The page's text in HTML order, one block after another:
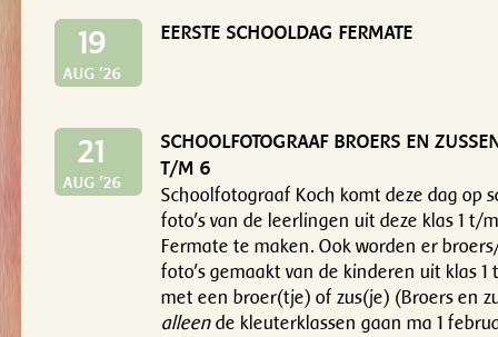
19
AUG '26
EERSTE SCHOOLDAG FERMATE
21
AUG '26
SCHOOLFOTOGRAAF BROERS EN
T/M 6
Schoolfotograaf Koch komt deze dag op
foto's van de leerlingen uit deze klas 1 t/
Fermate te maken. Ook worden er
foto's gemaakt van de kinderen uit klas 1
met een broer(tje) of zus(je) (Broers en
alleende kleuterklassen gaan ma 1